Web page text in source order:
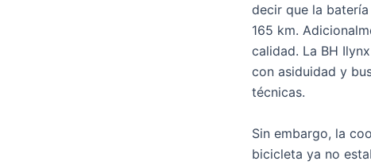
decir que la
165 km.
calidad. La BH
con asiduidad y
técnicas.
Sin embargo, la
bicicleta ya no